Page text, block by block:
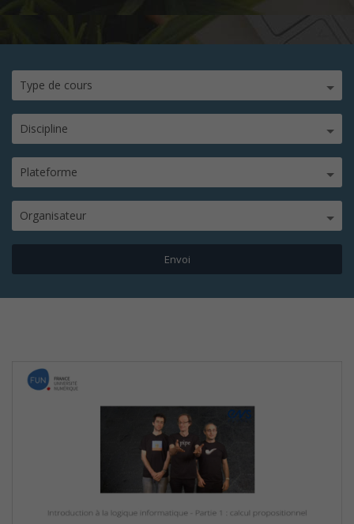
Type de cours
Discipline
Plateforme
Organisateur